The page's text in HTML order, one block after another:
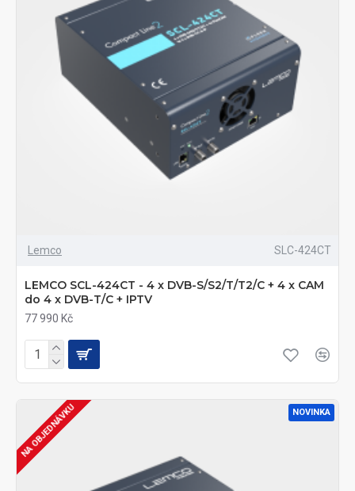
Lemco SLC-424CT
LEMCO SCL-424CT - 4 x DVB-S/S2/T/T2/C + 4 x CAM
do 4 x DVB-T/C + IPTV
77 990 Kč
NOVINKA
NA OBJEDNÁVKU